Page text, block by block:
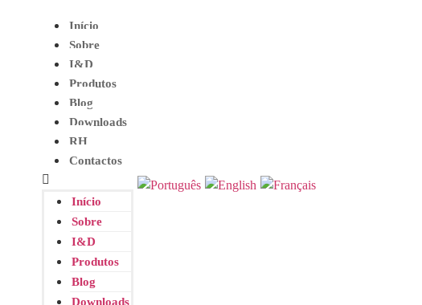
Início
Sobre
I&D
Produtos
Blog
Downloads
RH
Contactos
Início
Sobre
I&D
Produtos
Blog
Downloads